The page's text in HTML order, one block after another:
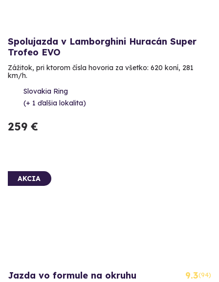
Spolujazda v Lamborghini Huracán Super
Trofeo EVO
Zážitok, pri ktorom čísla hovoria za všetko: 620 koní, 281
km/h.
Slovakia Ring
(+ 1 ďalšia lokalita)
259 €
AKCIA
Jazda vo formule na okruhu 9.3(94)